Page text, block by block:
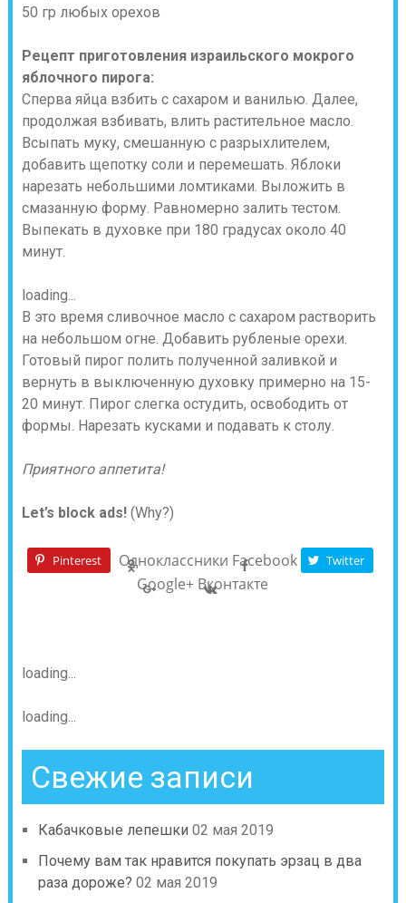
50 гр любых орехов
Рецепт приготовления израильского мокрого
яблочного пирога:
Сперва яйца взбить с сахаром и ванилью. Далее,
продолжая взбивать, влить растительное масло.
Всыпать муку, смешанную с разрыхлителем,
добавить щепотку соли и перемешать. Яблоки
нарезать небольшими ломтиками. Выложить в
смазанную форму. Равномерно залить тестом.
Выпекать в духовке при 180 градусах около 40
минут.
loading...
В это время сливочное масло с сахаром растворить
на небольшом огне. Добавить рубленые орехи.
Готовый пирог полить полученной заливкой и
вернуть в выключенную духовку примерно на 15-
20 минут. Пирог слегка остудить, освободить от
формы. Нарезать кусками и подавать к столу.
Приятного аппетита!
Let’s block ads!(Why?)
Pinterest Одноклассники Facebook Twitter
Google+ Вконтакте
loading...
loading...
Свежие записи
Кабачковые лепешки 02 мая 2019
Почему вам так нравится покупать эрзац в два
раза дороже? 02 мая 2019